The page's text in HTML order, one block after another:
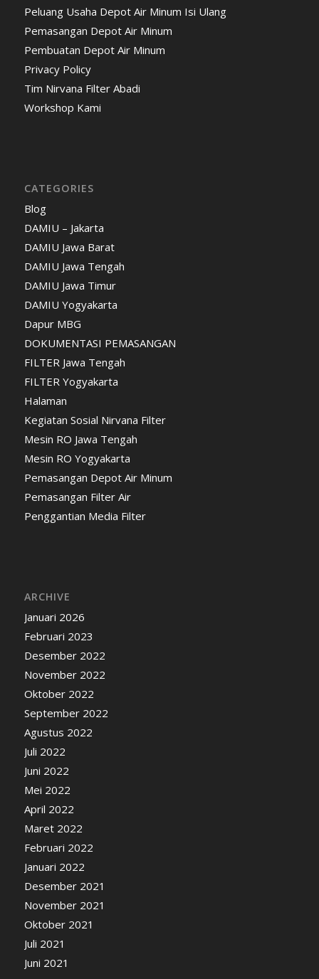
Peluang Usaha Depot Air Minum Isi Ulang
Pemasangan Depot Air Minum
Pembuatan Depot Air Minum
Privacy Policy
Tim Nirvana Filter Abadi
Workshop Kami
CATEGORIES
Blog
DAMIU – Jakarta
DAMIU Jawa Barat
DAMIU Jawa Tengah
DAMIU Jawa Timur
DAMIU Yogyakarta
Dapur MBG
DOKUMENTASI PEMASANGAN
FILTER Jawa Tengah
FILTER Yogyakarta
Halaman
Kegiatan Sosial Nirvana Filter
Mesin RO Jawa Tengah
Mesin RO Yogyakarta
Pemasangan Depot Air Minum
Pemasangan Filter Air
Penggantian Media Filter
ARCHIVE
Januari 2026
Februari 2023
Desember 2022
November 2022
Oktober 2022
September 2022
Agustus 2022
Juli 2022
Juni 2022
Mei 2022
April 2022
Maret 2022
Februari 2022
Januari 2022
Desember 2021
November 2021
Oktober 2021
Juli 2021
Juni 2021